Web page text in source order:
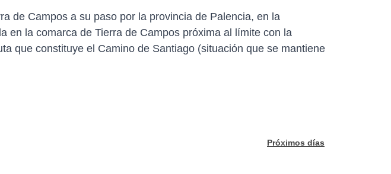
de Campos a su paso por la provincia de Palencia, en la
en la comarca de Tierra de Campos próxima al límite con la
que constituye el Camino de Santiago (situación que se mantiene
Próximos días